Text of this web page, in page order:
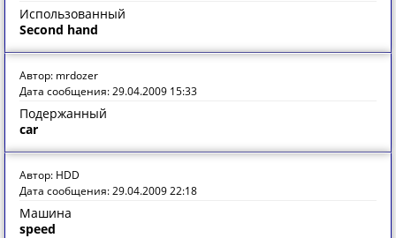
Использованный
Second hand
Автор: mrdozer
Дата сообщения: 29.04.2009 15:33
Подержанный
car
Автор: HDD
Дата сообщения: 29.04.2009 22:18
Машина
speed